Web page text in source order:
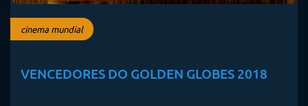
cinema mundial
VENCEDORES DO GOLDEN GLOBES 2018